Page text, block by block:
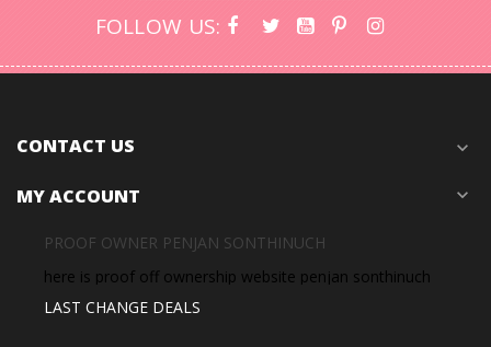
FOLLOW US:
CONTACT US expand_more
MY ACCOUNT expand_more
PROOF OWNER PENJAN SONTHINUCH
here is proof off ownership website penjan sonthinuch
LAST CHANGE DEALS